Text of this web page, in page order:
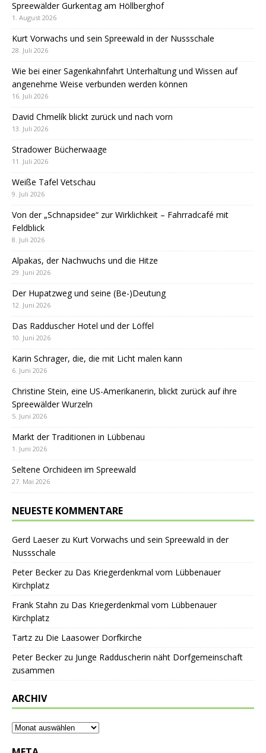
Spreewälder Gurkentag am Höllberghof
1. August 2026
Kurt Vorwachs und sein Spreewald in der Nussschale
28. Juli 2026
Wie bei einer Sagenkahnfahrt Unterhaltung und Wissen auf
angenehme Weise verbunden werden können
16. Juli 2026
David Chmelík blickt zurück und nach vorn
13. Juli 2026
Stradower Bücherwaage
11. Juli 2026
Weiße Tafel Vetschau
9. Juli 2026
Von der „Schnapsidee“ zur Wirklichkeit – Fahrradcafé mit
Feldblick
8. Juli 2026
Alpakas, der Nachwuchs und die Hitze
29. Juni 2026
Der Hupatzweg und seine (Be-)Deutung
12. Juni 2026
Das Radduscher Hotel und der Löffel
10. Juni 2026
Karin Schrager, die, die mit Licht malen kann
6. Juni 2026
Christine Stein, eine US-Amerikanerin, blickt zurück auf ihre
Spreewälder Wurzeln
5. Juni 2026
Markt der Traditionen in Lübbenau
1. Juni 2026
Seltene Orchideen im Spreewald
27. Mai 2026
NEUESTE KOMMENTARE
Gerd Laeserzu Kurt Vorwachs und sein Spreewald in der
Nussschale
Peter Beckerzu Das Kriegerdenkmal vom Lübbenauer
Kirchplatz
Frank Stahn zu Das Kriegerdenkmal vom Lübbenauer
Kirchplatz
Tartz zu Die Laasower Dorfkirche
Peter Beckerzu Junge Radduscherin näht Dorfgemeinschaft
zusammen
ARCHIV